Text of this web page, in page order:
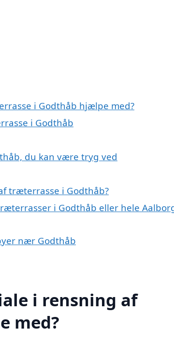
i Godthåb hjælpe med?
i Godthåb
du kan være tryg ved
træterrasse i Godthåb?
i Godthåb eller hele
nær Godthåb
i rensning af
med?